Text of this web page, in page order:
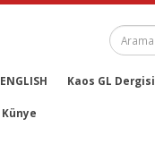
ENGLISH Kaos GL Dergisi
Künye